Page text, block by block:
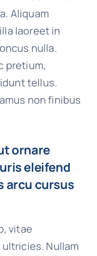
Aliquam
laoreet in
nulla.
pretium,
tellus.
non finibus
ornare
eleifend
arcu cursus
vitae
Nullam